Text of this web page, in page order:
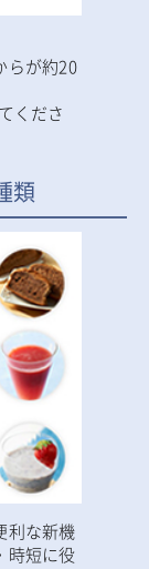
らが約20
くださ
類
利な新機
時短に役